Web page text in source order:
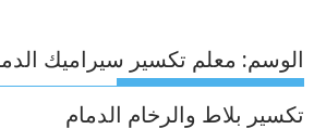
الوسم: معلم تكسير سيراميك
تكسير بلاط والرخام الدمام